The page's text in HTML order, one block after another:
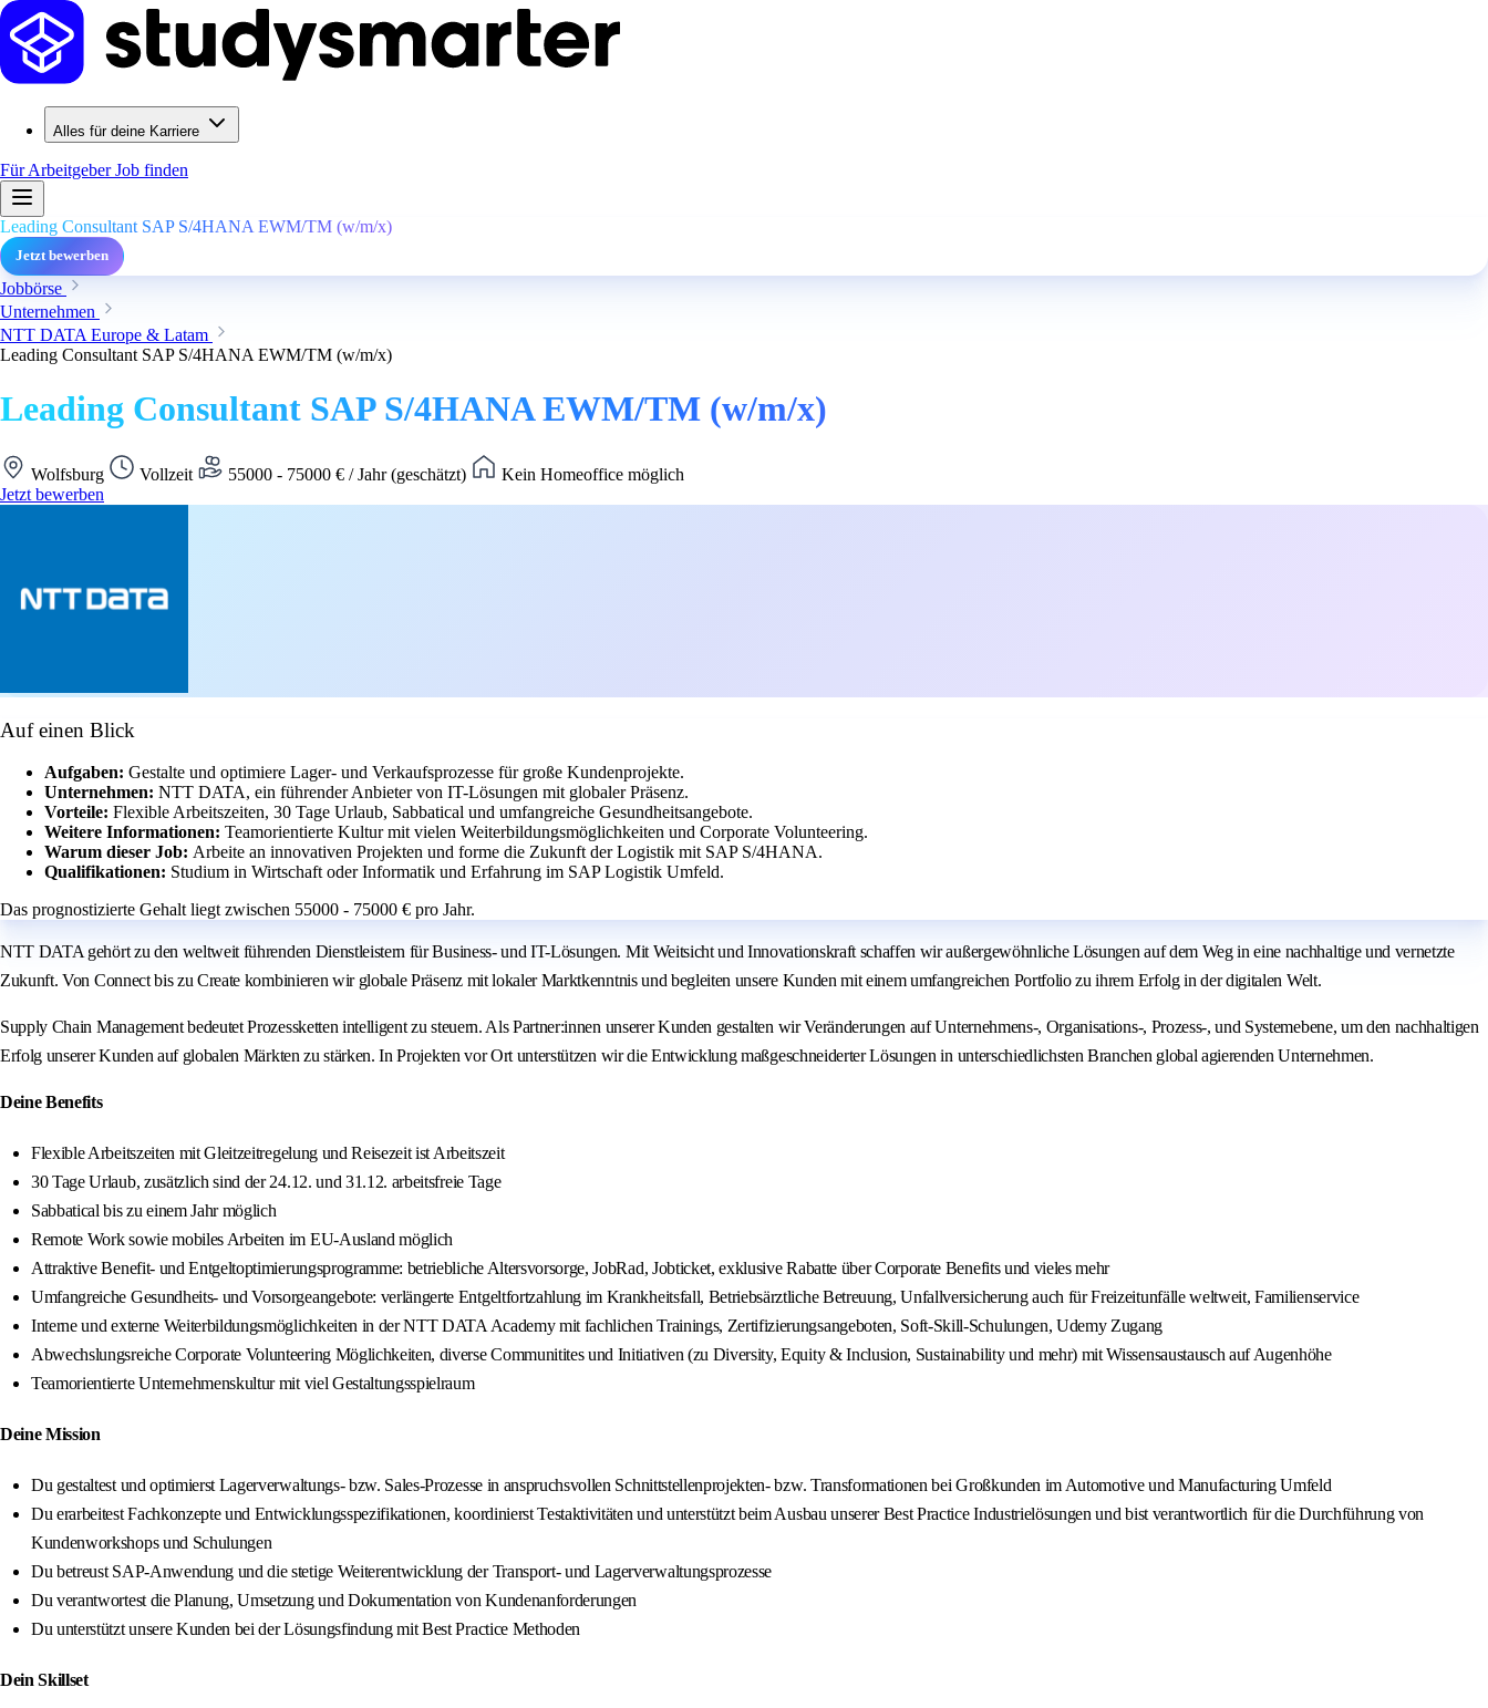
Alles für deine Karriere
Für ArbeitgeberJob finden
Leading Consultant SAP S/4HANA EWM/TM (w/m/x)
Jetzt bewerben
Jobbörse
Unternehmen
NTT DATA Europe & Latam
Leading Consultant SAP S/4HANA EWM/TM (w/m/x)
Leading Consultant SAP S/4HANA EWM/TM (w/m/x)
Wolfsburg Vollzeit 55000 - 75000 € / Jahr (geschätzt)
Kein Homeoffice möglich
Jetzt bewerben
Auf einen Blick
Aufgaben: Gestalte und optimiere Lager- und Verkaufsprozesse für große Kundenprojekte.
Unternehmen: NTT DATA, ein führender Anbieter von IT-Lösungen mit globaler Präsenz.
Vorteile: Flexible Arbeitszeiten, 30 Tage Urlaub, Sabbatical und umfangreiche Gesundheitsangebote.
Weitere Informationen: Teamorientierte Kultur mit vielen Weiterbildungsmöglichkeiten und Corporate Volunteering.
Warum dieser Job: Arbeite an innovativen Projekten und forme die Zukunft der Logistik mit SAP S/4HANA.
Qualifikationen: Studium in Wirtschaft oder Informatik und Erfahrung im SAP Logistik Umfeld.
Das prognostizierte Gehalt liegt zwischen 55000 - 75000 € pro Jahr.
NTT DATA gehört zu den weltweit führenden Dienstleistern für Business- und IT-Lösungen. Mit Weitsicht und Innovationskraft schaffen wir außergewöhnliche Lösungen auf dem Weg in eine nachhaltige und vernetzte
Zukunft. Von Connect bis zu Create kombinieren wir globale Präsenz mit lokaler Marktkenntnis und begleiten unsere Kunden mit einem umfangreichen Portfolio zu ihrem Erfolg in der digitalen Welt.
Supply Chain Management bedeutet Prozessketten intelligent zu steuern. Als Partner:innen unserer Kunden gestalten wir Veränderungen auf Unternehmens-, Organisations-, Prozess-, und Systemebene, um den nachhaltigen
Erfolg unserer Kunden auf globalen Märkten zu stärken. In Projekten vor Ort unterstützen wir die Entwicklung maßgeschneiderter Lösungen in unterschiedlichsten Branchen global agierenden Unternehmen.
Deine Benefits
Flexible Arbeitszeiten mit Gleitzeitregelung und Reisezeit ist Arbeitszeit
30 Tage Urlaub, zusätzlich sind der 24.12. und 31.12. arbeitsfreie Tage
Sabbatical bis zu einem Jahr möglich
Remote Work sowie mobiles Arbeiten im EU-Ausland möglich
Attraktive Benefit- und Entgeltoptimierungsprogramme: betriebliche Altersvorsorge, JobRad, Jobticket, exklusive Rabatte über Corporate Benefits und vieles mehr
Umfangreiche Gesundheits- und Vorsorgeangebote: verlängerte Entgeltfortzahlung im Krankheitsfall, Betriebsärztliche Betreuung, Unfallversicherung auch für Freizeitunfälle weltweit, Familienservice
Interne und externe Weiterbildungsmöglichkeiten in der NTT DATA Academy mit fachlichen Trainings, Zertifizierungsangeboten, Soft-Skill-Schulungen, Udemy Zugang
Abwechslungsreiche Corporate Volunteering Möglichkeiten, diverse Communitites und Initiativen (zu Diversity, Equity & Inclusion, Sustainability und mehr) mit Wissensaustausch auf Augenhöhe
Teamorientierte Unternehmenskultur mit viel Gestaltungsspielraum
Deine Mission
Du gestaltest und optimierst Lagerverwaltungs- bzw. Sales-Prozesse in anspruchsvollen Schnittstellenprojekten- bzw. Transformationen bei Großkunden im Automotive und Manufacturing Umfeld
Du erarbeitest Fachkonzepte und Entwicklungsspezifikationen, koordinierst Testaktivitäten und unterstützt beim Ausbau unserer Best Practice Industrielösungen und bist verantwortlich für die Durchführung von
Kundenworkshops und Schulungen
Du betreust SAP-Anwendung und die stetige Weiterentwicklung der Transport- und Lagerverwaltungsprozesse
Du verantwortest die Planung, Umsetzung und Dokumentation von Kundenanforderungen
Du unterstützt unsere Kunden bei der Lösungsfindung mit Best Practice Methoden
Dein Skillset